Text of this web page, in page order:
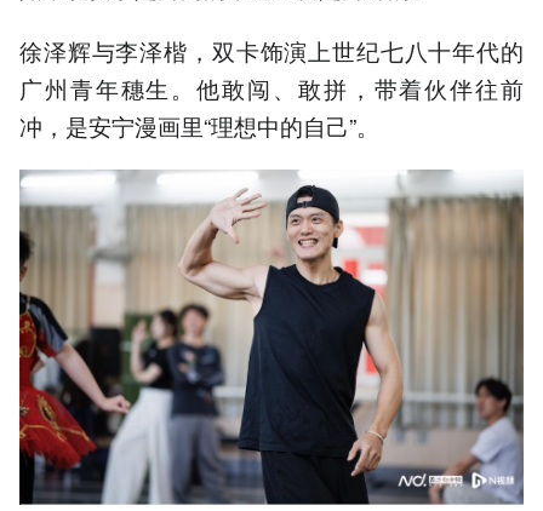
徐泽辉与李泽楷，双卡饰演上世纪七八十年代的
广州青年穗生。他敢闯、敢拼，带着伙伴往前
冲，是安宁漫画里“理想中的自己”。